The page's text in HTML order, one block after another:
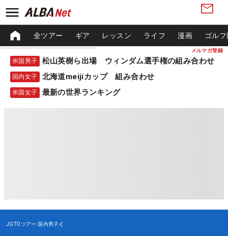
メルマガ登録
全ツアー ギア レッスン ライフ 漫画 ゴル
米国男子 松山英樹ら出場 ウィンダム選手権の組み合わせ
国内女子 北海道meijiカップ 組み合わせ
米国女子 最新の世界ランキング
JGTOツアー 国内男子